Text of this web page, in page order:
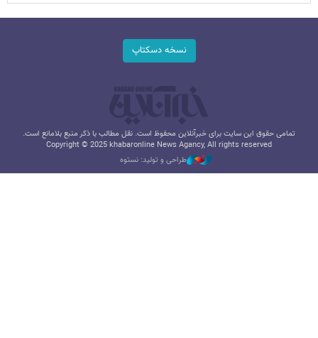
نسخه دسکتاپ
تمامی حقوق این سایت برای خبرآنلاین محفوظ است. نقل مطالب با ذکر منبع بلامانع است.
Copyright © 2025 khabaronline News Agancy, All rights reserved
طراحی و تولید: نستوه